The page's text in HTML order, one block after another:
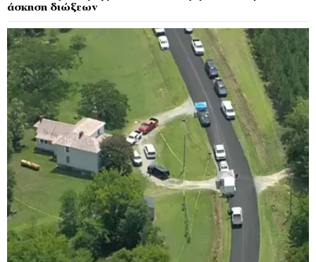
άσκηση διώξεων